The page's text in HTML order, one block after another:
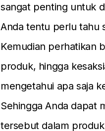
sangat penting untuk
Anda tentu perlu tahu
Kemudian perhatikan
produk, hingga
mengetahui apa saja
Sehingga Anda dapat
tersebut dalam